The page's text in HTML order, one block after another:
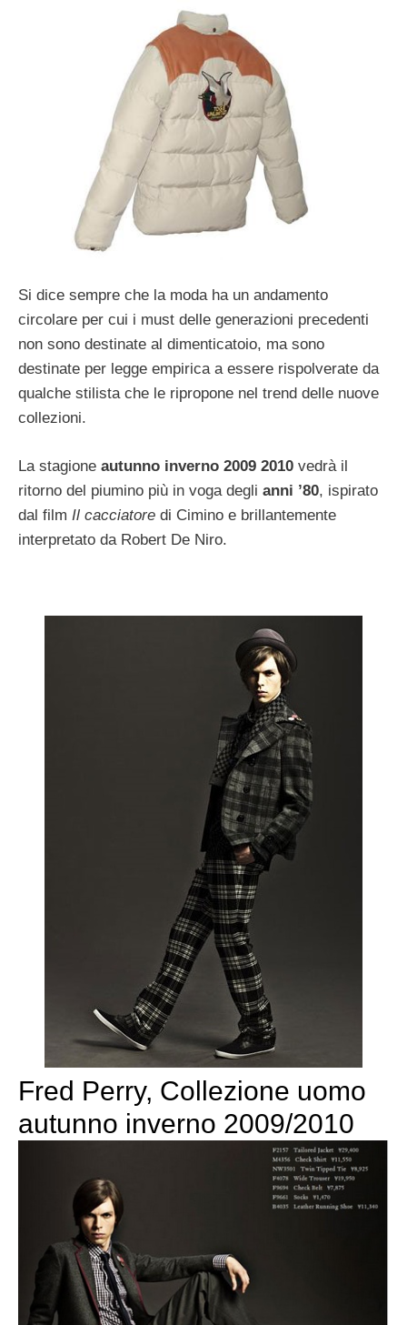
Si dice sempre che la moda ha un andamento
circolare per cui i must delle generazioni precedenti
non sono destinate al dimenticatoio, ma sono
destinate per legge empirica a essere rispolverate da
qualche stilista che le ripropone nel trend delle nuove
collezioni.
La stagione autunno inverno 2009 2010 vedrà il
ritorno del piumino più in voga degli anni ’80, ispirato
dal film Il cacciatore di Cimino e brillantemente
interpretato da Robert De Niro.
Fred Perry, Collezione uomo
autunno inverno 2009/2010